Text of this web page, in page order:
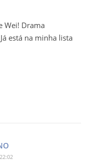
Wei! Drama
está na minha lista